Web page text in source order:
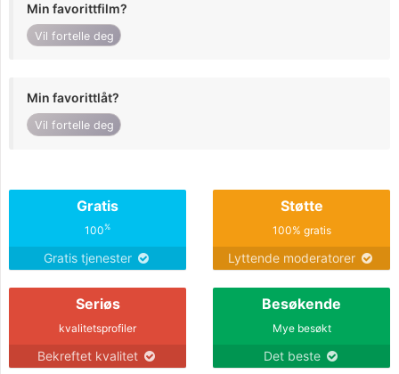
Min favorittfilm?
Vil fortelle deg
Min favorittlåt?
Vil fortelle deg
Gratis
100%
Gratis tjenester
Støtte
100% gratis
Lyttende moderatorer
Seriøs
kvalitetsprofiler
Bekreftet kvalitet
Besøkende
Mye besøkt
Det beste